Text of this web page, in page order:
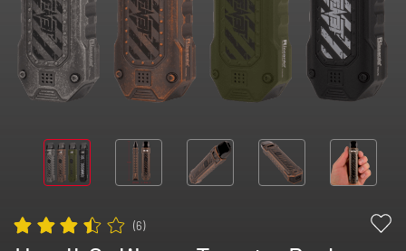
(6)